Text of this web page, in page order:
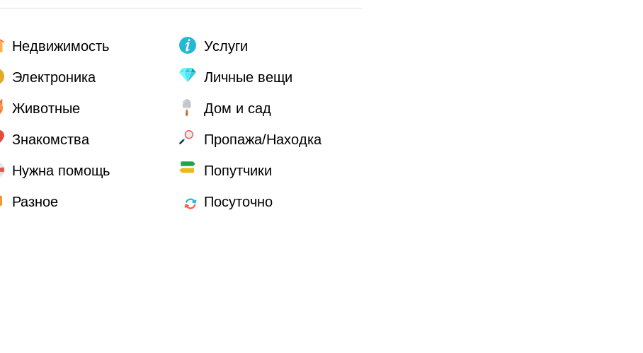
Недвижимость
Услуги
Электроника
Личные вещи
Животные
Дом и сад
Знакомства
Пропажа/Находка
Нужна помощь
Попутчики
Разное
Посуточно